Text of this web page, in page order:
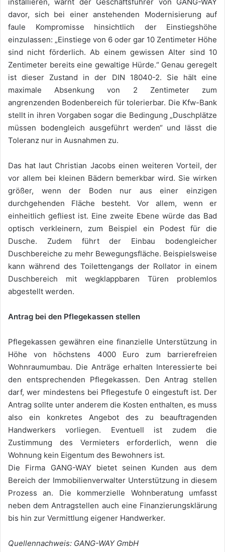
davor, sich bei einer anstehenden Modernisierung auf
faule Kompromisse hinsichtlich der Einstiegshöhe
einzulassen: „Einstiege von 6 oder gar 10 Zentimeter Höhe
sind nicht förderlich. Ab einem gewissen Alter sind 10
Zentimeter bereits eine gewaltige Hürde.“ Genau geregelt
ist dieser Zustand in der DIN 18040-2. Sie hält eine
maximale Absenkung von 2 Zentimeter zum
angrenzenden Bodenbereich für tolerierbar. Die Kfw-Bank
stellt in ihren Vorgaben sogar die Bedingung „Duschplätze
müssen bodengleich ausgeführt werden“ und lässt die
Toleranz nur in Ausnahmen zu.
Das hat laut Christian Jacobs einen weiteren Vorteil, der
vor allem bei kleinen Bädern bemerkbar wird. Sie wirken
größer, wenn der Boden nur aus einer einzigen
durchgehenden Fläche besteht. Vor allem, wenn er
einheitlich gefliest ist. Eine zweite Ebene würde das Bad
optisch verkleinern, zum Beispiel ein Podest für die
Dusche. Zudem führt der Einbau bodengleicher
Duschbereiche zu mehr Bewegungsfläche. Beispielsweise
kann während des Toilettengangs der Rollator in einem
Duschbereich mit wegklappbaren Türen problemlos
abgestellt werden.
Antrag bei den Pflegekassen stellen
Pflegekassen gewähren eine finanzielle Unterstützung in
Höhe von höchstens 4000 Euro zum barrierefreien
Wohnraumumbau. Die Anträge erhalten Interessierte bei
den entsprechenden Pflegekassen. Den Antrag stellen
darf, wer mindestens bei Pflegestufe 0 eingestuft ist. Der
Antrag sollte unter anderem die Kosten enthalten, es muss
also ein konkretes Angebot des zu beauftragenden
Handwerkers vorliegen. Eventuell ist zudem die
Zustimmung des Vermieters erforderlich, wenn die
Wohnung kein Eigentum des Bewohners ist.
Die Firma GANG-WAY bietet seinen Kunden aus dem
Bereich der Immobilienverwalter Unterstützung in diesem
Prozess an. Die kommerzielle Wohnberatung umfasst
neben dem Antragstellen auch eine Finanzierungsklärung
bis hin zur Vermittlung eigener Handwerker.
Quellennachweis: GANG-WAY GmbH